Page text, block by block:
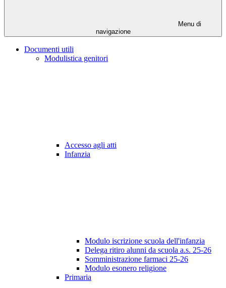
Menu di
navigazione
Documenti utili
Modulistica genitori
Accesso agli atti
Infanzia
Modulo iscrizione scuola dell'infanzia
Delega ritiro alunni da scuola a.s. 25-26
Somministrazione farmaci 25-26
Modulo esonero religione
Primaria